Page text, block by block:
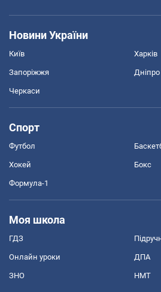
Новини України
Київ Харків
Запоріжжя Дніпро
Черкаси
Спорт
Футбол
Хокей Бокс
Формула-1
Моя школа
ГДЗ
Онлайн уроки ДПА
ЗНО НМТ